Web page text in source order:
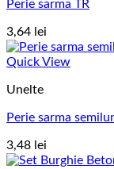
Perie sarma TR
3,64 lei
Quick View
Unelte
Perie sarma
3,48 lei